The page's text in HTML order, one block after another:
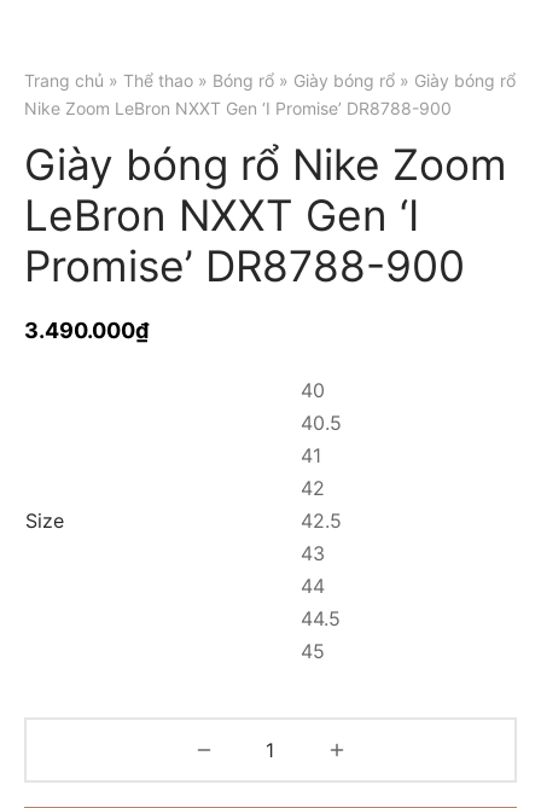
Trang chủ » Thể thao » Bóng rổ » Giày bóng rổ » Giày bóng rổ
Nike Zoom LeBron NXXT Gen ‘I Promise’ DR8788-900
Giày bóng rổ Nike Zoom
LeBron NXXT Gen ‘I
Promise’ DR8788-900
3.490.000₫
Size
40
40.5
41
42
42.5
43
44
44.5
45